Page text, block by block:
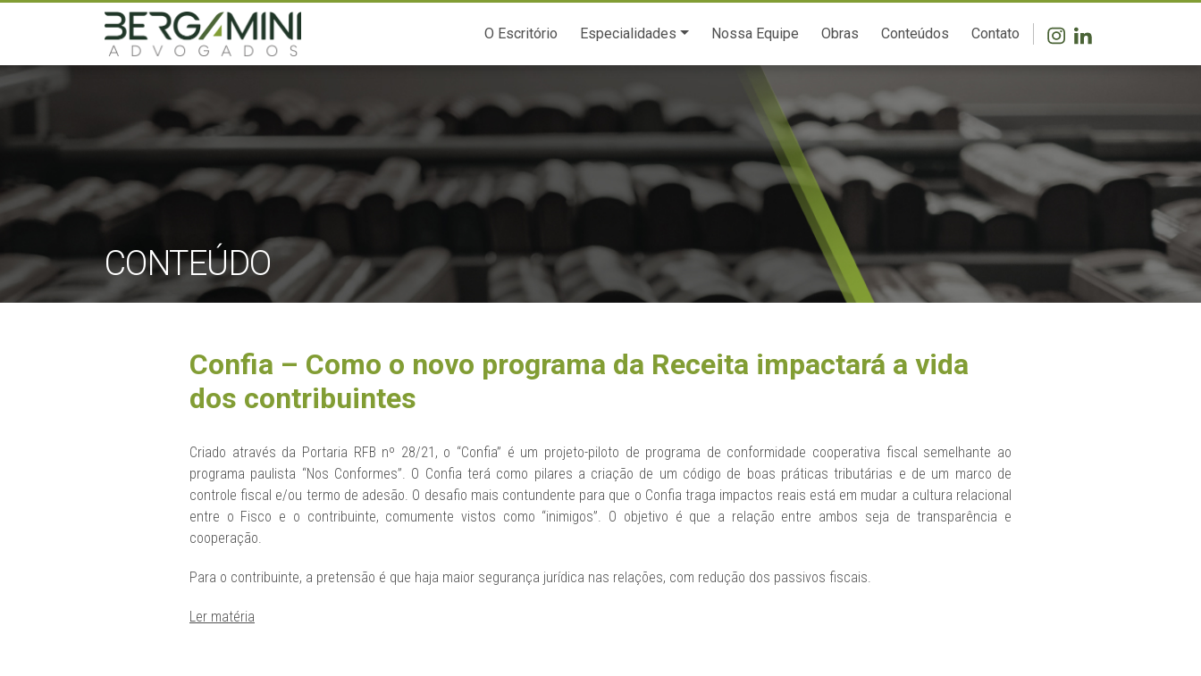
O Escritório Especialidades Nossa Equipe Obras Conteúdos Contato
CONTEÚDO
Confia – Como o novo programa da Receita impactará a vida
dos contribuintes
Criado através da Portaria RFB nº 28/21, o “Confia” é um projeto-piloto de programa de conformidade cooperativa fiscal semelhante ao
programa paulista “Nos Conformes”. O Confia terá como pilares a criação de um código de boas práticas tributárias e de um marco de
controle fiscal e/ou termo de adesão. O desafio mais contundente para que o Confia traga impactos reais está em mudar a cultura relacional
entre o Fisco e o contribuinte, comumente vistos como “inimigos”. O objetivo é que a relação entre ambos seja de transparência e
cooperação.
Para o contribuinte, a pretensão é que haja maior segurança jurídica nas relações, com redução dos passivos fiscais.
Ler matéria